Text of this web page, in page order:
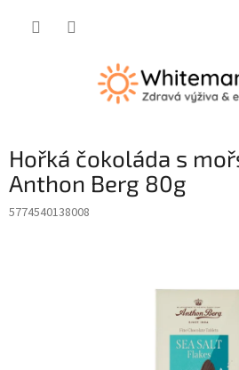
Hořká čokoláda s
Anthon Berg 80g
5774540138008